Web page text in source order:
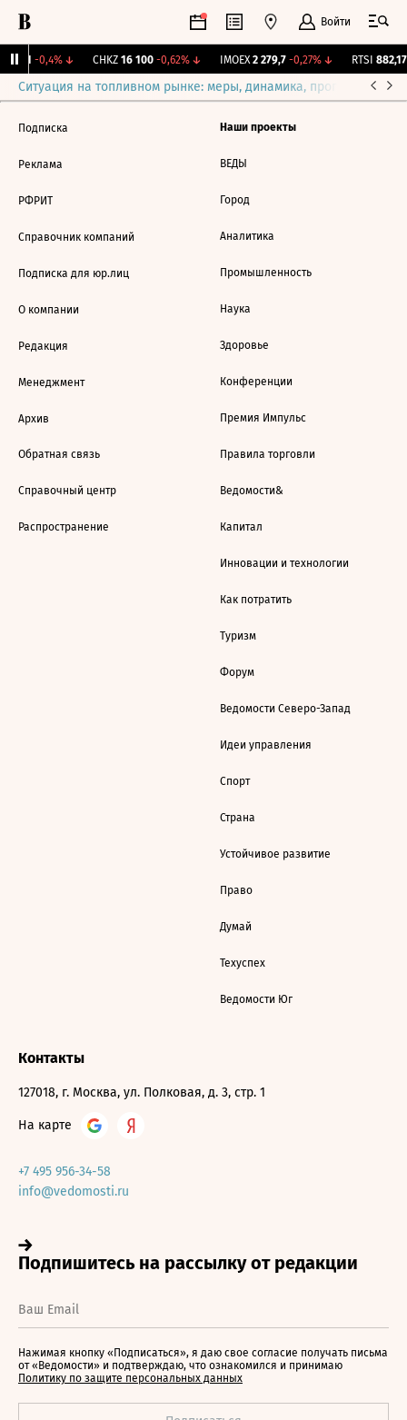
Войти
-0,4%↓ CHKZ 16 100 -0,62%↓ IMOEX 2 279,7 -0,27%↓ RTSI 882,17
Ситуация на топливном рынке: меры, динамика, прогнозы
Подписка
Реклама
РФРИТ
Справочник компаний
Подписка для юр.лиц
О компании
Редакция
Менеджмент
Архив
Обратная связь
Справочный центр
Распространение
Наши проекты
ВЕДЫ
Город
Аналитика
Промышленность
Наука
Здоровье
Конференции
Премия Импульс
Правила торговли
Ведомости&
Капитал
Инновации и технологии
Как потратить
Туризм
Форум
Ведомости Северо-Запад
Идеи управления
Спорт
Страна
Устойчивое развитие
Право
Думай
Техуспех
Ведомости Юг
Контакты
127018, г. Москва, ул. Полковая, д. 3, стр. 1
На карте
+7 495 956-34-58
info@vedomosti.ru
Нажимая кнопку «Подписаться», я даю свое согласие получать письма
от «Ведомости» и подтверждаю, что ознакомился и принимаю
Политику по защите персональных данных